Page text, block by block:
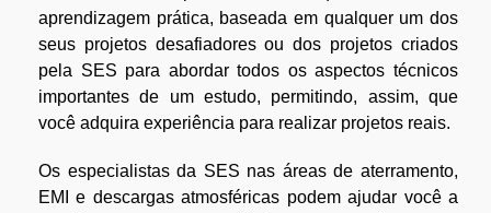
aprendizagem prática, baseada em qualquer um dos
seus projetos desafiadores ou dos projetos criados
pela SES para abordar todos os aspectos técnicos
importantes de um estudo, permitindo, assim, que
você adquira experiência para realizar projetos reais.
Os especialistas da SES nas áreas de aterramento,
EMI e descargas atmosféricas podem ajudar você a